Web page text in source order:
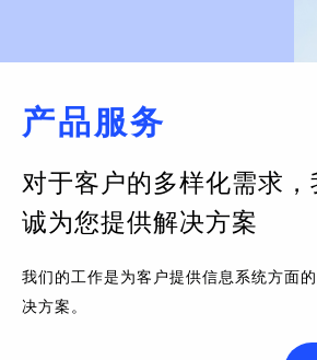
产品服务
对于客户的多样化需求，
诚为您提供解决方案
我们的工作是为客户提供信息系统方面
决方案。